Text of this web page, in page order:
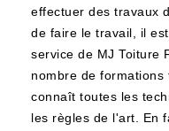
effectuer des travaux
de faire le travail, il
service de MJ Toiture
nombre de
connaît toutes les
les règles de l'art. En